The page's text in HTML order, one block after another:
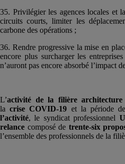
35. Privilégier les agences locales et
circuits courts, limiter les
carbone des opérations ;
36. Rendre progressive la mise en
encore plus surcharger les
n’auront pas encore absorbé l’impact
L’activité de la filière architecture
la crise COVID-19 et la période
l’activité, le syndicat professionnel
relance composé de trente-six
l’ensemble des professionnels de la